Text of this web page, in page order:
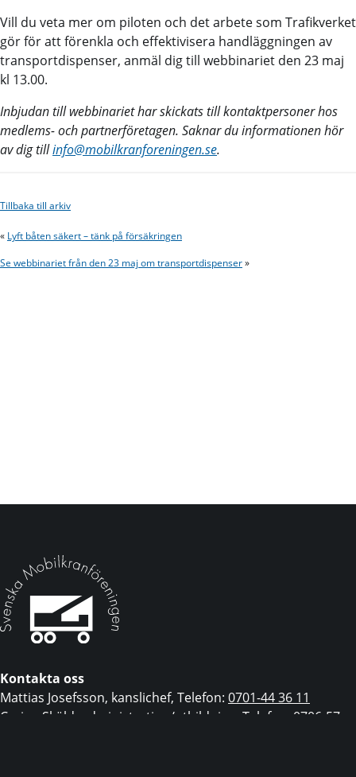
Vill du veta mer om piloten och det arbete som Trafikverket
gör för att förenkla och effektivisera handläggningen av
transportdispenser, anmäl dig till webbinariet den 23 maj
kl 13.00.
Inbjudan till webbinariet har skickats till kontaktpersoner hos
medlems- och partnerföretagen. Saknar du informationen hör
av dig tillinfo@mobilkranforeningen.se.
Tillbaka till arkiv
« Lyft båten säkert – tänk på försäkringen
Se webbinariet från den 23 maj om transportdispenser»
Kontakta oss
Mattias Josefsson, kanslichef, Telefon: 0701-44 36 11
Carina Sköld, administration/utbildning, Telefon: 0706-57